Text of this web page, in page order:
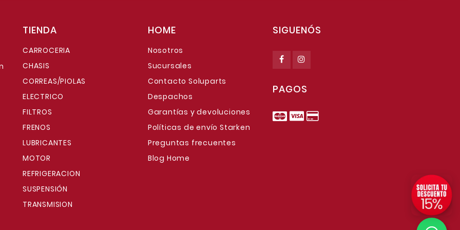
TIENDA
CARROCERIA
CHASIS
CORREAS/PIOLAS
ELECTRICO
FILTROS
FRENOS
LUBRICANTES
MOTOR
REFRIGERACION
SUSPENSIÓN
TRANSMISION
HOME
Nosotros
Sucursales
Contacto Soluparts
Despachos
Garantías y devoluciones
Políticas de envío Starken
Preguntas frecuentes
Blog Home
SIGUENÓS
PAGOS